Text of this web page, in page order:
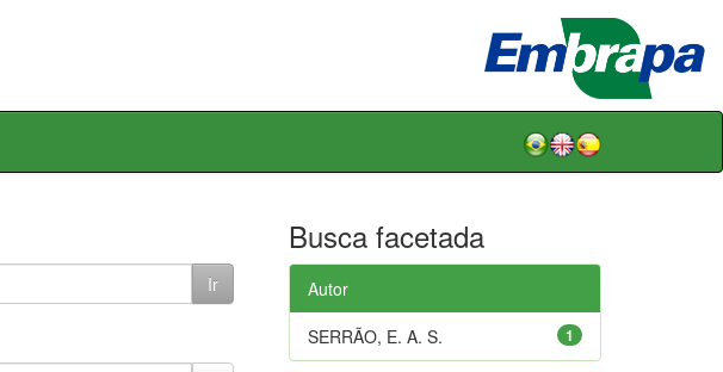
Busca facetada
Autor
1
SERRÃO, E. A. S.